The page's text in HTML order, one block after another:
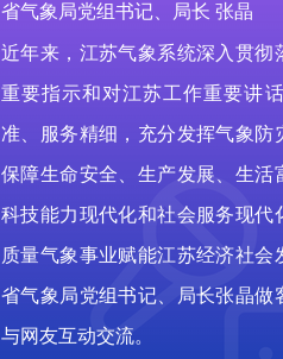
省气象局党组书记、局长 张晶
近年来，江苏气象系统深入贯
重要指示和对江苏工作重要讲
准、服务精细，充分发挥气象
保障生命安全、生产发展、生活
科技能力现代化和社会服务现
质量气象事业赋能江苏经济社
省气象局党组书记、局长张晶做
与网友互动交流。